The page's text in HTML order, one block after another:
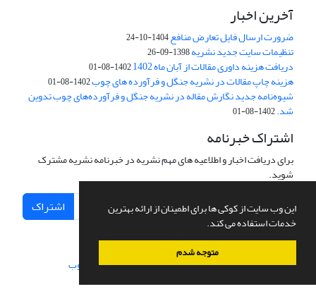
این وب سایت از کوکی ها برای اطمینان از ارائه بهترین
خدمات استفاده می کند.
متوجه شدم
آخرین اخبار
ضرورت ارسال فایل تعارض منافع1404-10-24
تنظیمات سایت جدید نشریه1398-09-26
دریافت هزینه داوری مقالات از آبان ماه 1402 1402-08-01
هزینه چاپ مقالات در نشریه جنگل و فرآورده های چوب1402-08-01
شیوه‌نامه جدید نگارش مقاله در نشریه جنگل و فرآورده‌های چوب تدوین
شد.1402-08-01
اشتراک خبرنامه
برای دریافت اخبار و اطلاعیه های مهم نشریه در خبرنامه نشریه مشترک
شوید.
اشتراک
سامانه مدیریت نشریات علمی.طراحی و پیاده سازی از سیناوب